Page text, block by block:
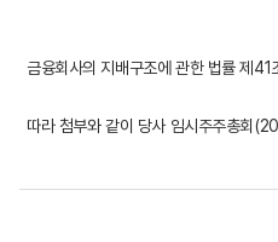
금융회사의 지배구조에 관한 법률 제41
따라 첨부와 같이 당사 임시주주총회